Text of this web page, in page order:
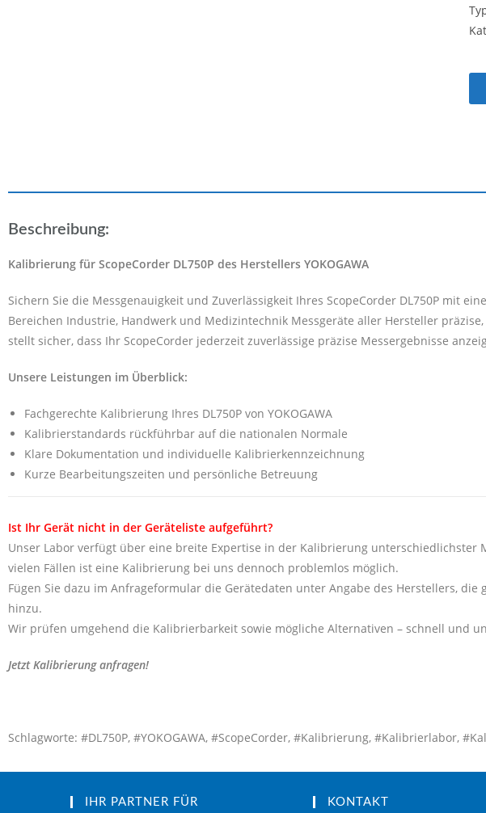
Beschreibung:
Kalibrierung für ScopeCorder DL750P des Herstellers YOKOGAWA
Sichern Sie die Messgenauigkeit und Zuverlässigkeit Ihres ScopeCorder DL750P mit
Bereichen Industrie, Handwerk und Medizintechnik Messgeräte aller Hersteller
stellt sicher, dass Ihr ScopeCorder jederzeit zuverlässige präzise Messergebnisse
Unsere Leistungen im Überblick:
Fachgerechte Kalibrierung Ihres DL750P von YOKOGAWA
Kalibrierstandards rückführbar auf die nationalen Normale
Klare Dokumentation und individuelle Kalibrierkennzeichnung
Kurze Bearbeitungszeiten und persönliche Betreuung
Ist Ihr Gerät nicht in der Geräteliste aufgeführt?
Unser Labor verfügt über eine breite Expertise in der Kalibrierung
vielen Fällen ist eine Kalibrierung bei uns dennoch problemlos möglich.
Fügen Sie dazu im Anfrageformular die Gerätedaten unter Angabe des Herstellers,
hinzu.
Wir prüfen umgehend die Kalibrierbarkeit sowie mögliche Alternativen – schnell und
Jetzt Kalibrierung anfragen!
Schlagworte: #DL750P, #YOKOGAWA, #ScopeCorder, #Kalibrierung, #Kalibrierlabor,
IHR PARTNER FÜR KONTAKT